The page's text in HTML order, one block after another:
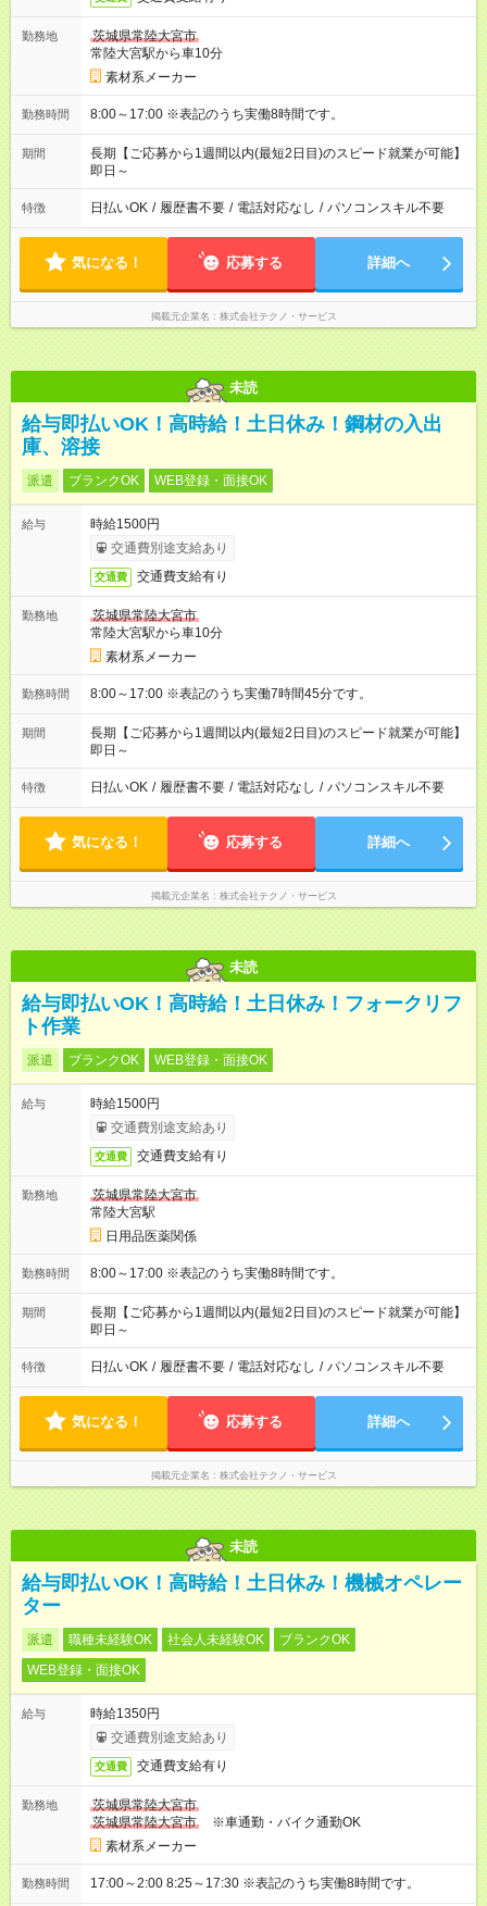
勤務地
茨城県常陸大宮市
常陸大宮駅から車10分
素材系メーカー
勤務時間 8:00～17:00 ※表記のうち実働8時間です。
期間
長期【ご応募から1週間以内(最短2日目)のスピード就業が可能】
即日～
特徴 日払いOK / 履歴書不要 / 電話対応なし / パソコンスキル不要
気になる！ 応募する 詳細へ
掲載元企業名 株式会社テクノ・サービス
未読
給与即払いOK！高時給！土日休み！鋼材の入出
庫、溶接
派遣 ブランクOK WEB登録・面接OK
給与
時給1500円
交通費別途支給あり
交通費 交通費支給有り
勤務地
茨城県常陸大宮市
常陸大宮駅から車10分
素材系メーカー
勤務時間 8:00～17:00 ※表記のうち実働7時間45分です。
期間
長期【ご応募から1週間以内(最短2日目)のスピード就業が可能】
即日～
特徴 日払いOK / 履歴書不要 / 電話対応なし / パソコンスキル不要
気になる！ 応募する 詳細へ
掲載元企業名 株式会社テクノ・サービス
未読
給与即払いOK！高時給！土日休み！フォークリフ
ト作業
派遣 ブランクOK WEB登録・面接OK
給与
時給1500円
交通費別途支給あり
交通費 交通費支給有り
勤務地
茨城県常陸大宮市
常陸大宮駅
日用品医薬関係
勤務時間 8:00～17:00 ※表記のうち実働8時間です。
期間
長期【ご応募から1週間以内(最短2日目)のスピード就業が可能】
即日～
特徴 日払いOK / 履歴書不要 / 電話対応なし / パソコンスキル不要
気になる！ 応募する 詳細へ
掲載元企業名 株式会社テクノ・サービス
未読
給与即払いOK！高時給！土日休み！機械オペレー
ター
派遣 職種未経験OK 社会人未経験OK
ブランクOK
WEB登録・面接OK
給与
時給1350円
交通費別途支給あり
交通費 交通費支給有り
勤務地
茨城県常陸大宮市
茨城県常陸大宮市
※車通勤・バイク通勤OK
素材系メーカー
勤務時間 17:00～2:00 8:25～17:30 ※表記のうち実働8時間です。